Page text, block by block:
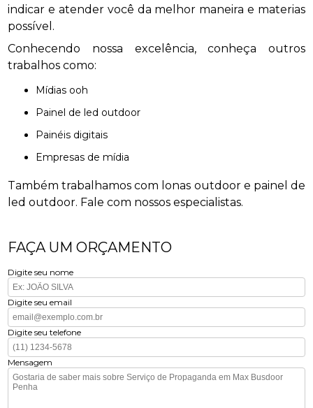
indicar e atender você da melhor maneira e materias
possível.
Conhecendo nossa excelência, conheça outros
trabalhos como:
mídias ooh
painel de led outdoor
painéis digitais
empresas de mídia
Também trabalhamos com lonas outdoor e painel de
led outdoor. Fale com nossos especialistas.
FAÇA UM ORÇAMENTO
Digite seu nome
Digite seu email
Digite seu telefone
Mensagem